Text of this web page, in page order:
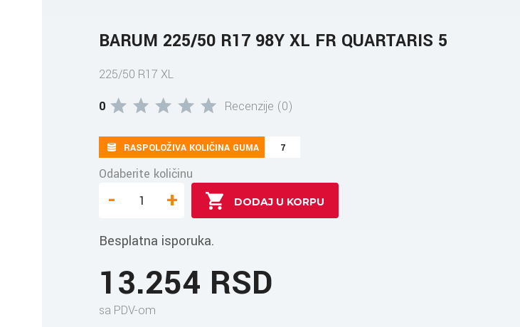
BARUM 225/50 R17 98Y XL FR QUARTARIS 5
225/50 R17 XL
0
Recenzije (0)
RASPOLOŽIVA KOLIČINA GUMA 7
Odaberite količinu
- +
Besplatna isporuka.
13.254 RSD
sa PDV-om